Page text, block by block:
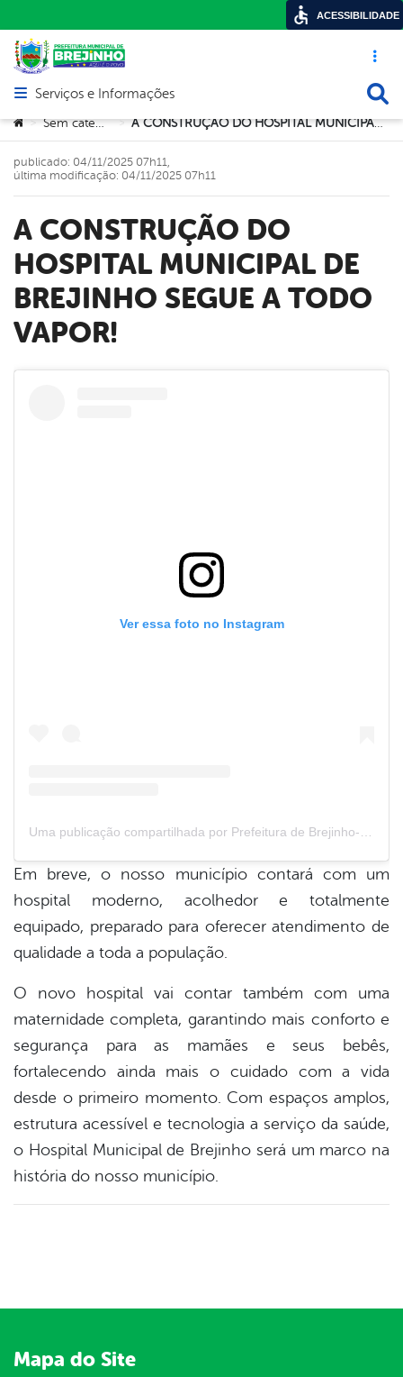
Acesso
Abrir menu principal de navegação
Serviços e Informações
Você está aqui:
> Sem categoria > A CONSTRUÇÃO DO HOSPITAL MUNICIPAL DE BREJINHO SEGUE A TODO VAPOR!
A CONSTRUÇÃO DO
HOSPITAL MUNICIPAL DE
BREJINHO SEGUE A TODO
VAPOR!
publicado: 04/11/2025 07h11,
última modificação: 04/11/2025 07h11
Ver essa foto no Instagram
Em breve, o nosso município contará com um
hospital moderno, acolhedor e totalmente
equipado, preparado para oferecer atendimento de
qualidade a toda a população.
O novo hospital vai contar também com uma
maternidade completa, garantindo mais conforto e
segurança para as mamães e seus bebês,
fortalecendo ainda mais o cuidado com a vida
desde o primeiro momento. Com espaços amplos,
estrutura acessível e tecnologia a serviço da saúde,
o Hospital Municipal de Brejinho será um marco na
história do nosso município.
Mapa do Site
ACESSIBILIDADE